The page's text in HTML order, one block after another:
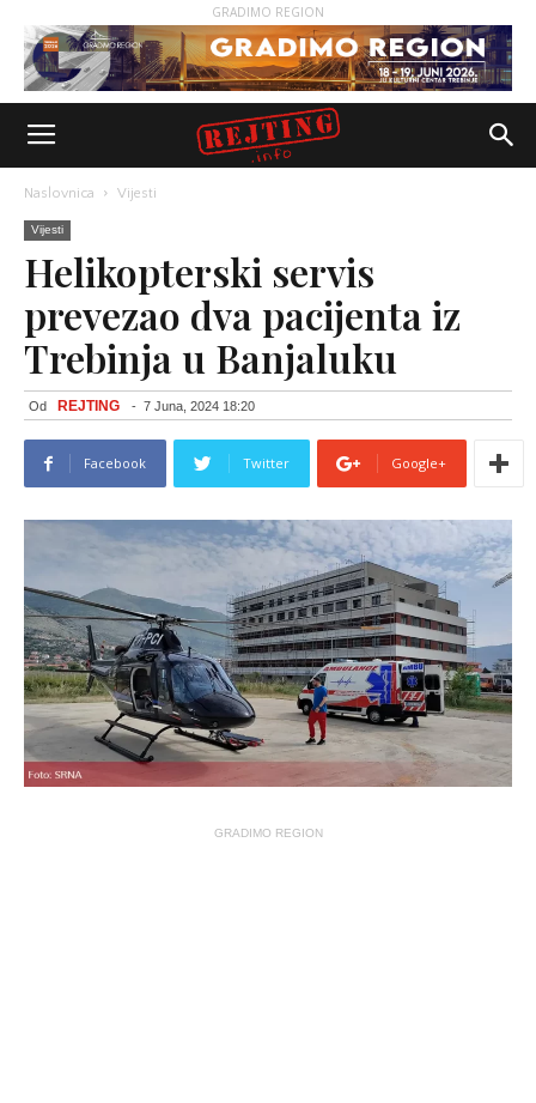
GRADIMO REGION
Naslovnica Vijesti
Vijesti
Helikopterski servis
prevezao dva pacijenta iz
Trebinja u Banjaluku
Od REJTING - 7 Juna, 2024 18:20
Facebook Twitter Google+
GRADIMO REGION